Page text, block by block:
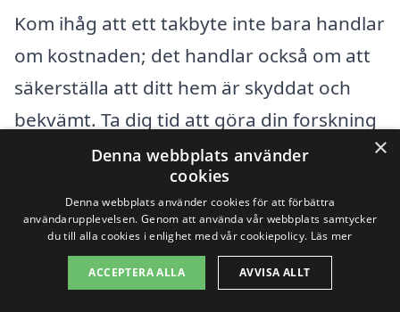
Kom ihåg att ett takbyte inte bara handlar
om kostnaden; det handlar också om att
säkerställa att ditt hem är skyddat och
bekvämt. Ta dig tid att göra din forskning
och överväga alla alternativ, så att du kan
fatta det bästa beslutet för ditt hem i
Norje.
Få 3 erbjudanden, gratis och utan
×
Denna webbplats använder
cookies
Denna webbplats använder cookies för att förbättra
användarupplevelsen. Genom att använda vår webbplats samtycker
du till alla cookies i enlighet med vår cookiepolicy. Läs mer
ACCEPTERA ALLA AVVISA ALLT